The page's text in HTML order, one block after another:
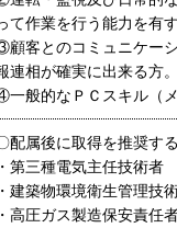
て作業を行う能力を有す
顧客とのコミュニケー
連相が確実に出来る方。
一般的なＰＣスキル（
配属後に取得を推奨す
・第三種電気主任技術者
・建築物環境衛生管理技
・高圧ガス製造保安責任